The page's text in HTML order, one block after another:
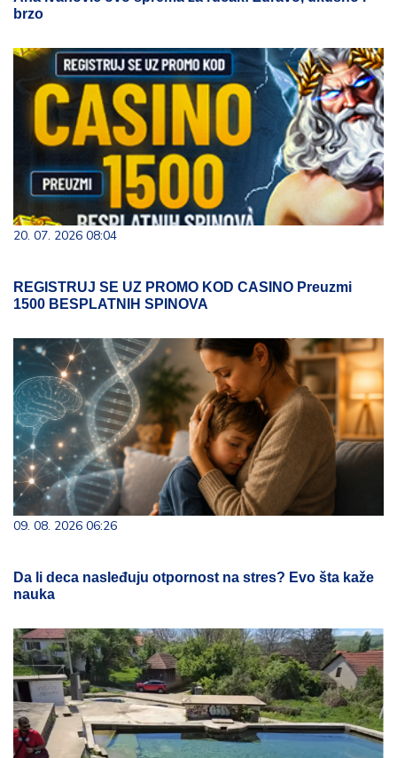
brzo
20. 07. 2026 08:04
REGISTRUJ SE UZ PROMO KOD CASINO Preuzmi
1500 BESPLATNIH SPINOVA
09. 08. 2026 06:26
Da li deca nasleđuju otpornost na stres? Evo šta kaže
nauka